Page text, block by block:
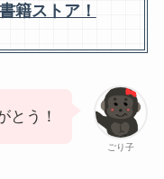
籍ストア！
ごり子
とう！